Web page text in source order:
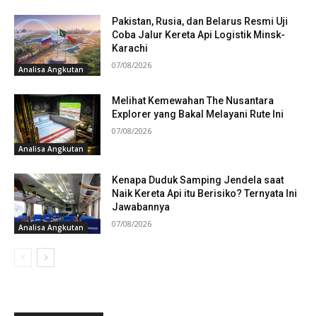
Analisa Angkutan
Pakistan, Rusia, dan Belarus Resmi Uji
Coba Jalur Kereta Api Logistik Minsk-
Karachi
07/08/2026
Analisa Angkutan
Melihat Kemewahan The Nusantara
Explorer yang Bakal Melayani Rute Ini
07/08/2026
Analisa Angkutan
Kenapa Duduk Samping Jendela saat
Naik Kereta Api itu Berisiko? Ternyata Ini
Jawabannya
07/08/2026